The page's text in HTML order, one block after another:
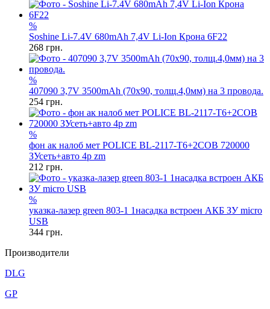
%
Soshine Li-7.4V 680mAh 7,4V Li-Ion Крона 6F22
268 грн.
%
407090 3,7V 3500mAh (70x90, толщ.4,0мм) на 3 провода.
254 грн.
%
фон ак налоб мет POLICE BL-2117-T6+2COB 720000
ЗУсеть+авто 4р zm
212 грн.
%
указка-лазер green 803-1 1насадка встроен АКБ ЗУ micro
USB
344 грн.
Производители
DLG
GP